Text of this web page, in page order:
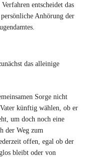
entscheidet das
Anhörung der
das alleinige
Sorge nicht
künftig wählen, ob er
um doch noch eine
der Weg zum
offen, egal ob der
bleibt oder von